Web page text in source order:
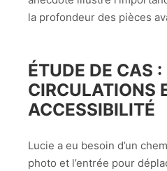
la profondeur des pièces
ÉTUDE DE CAS :
CIRCULATIONS
ACCESSIBILITÉ
Lucie a eu besoin d’un
photo et l’entrée pour